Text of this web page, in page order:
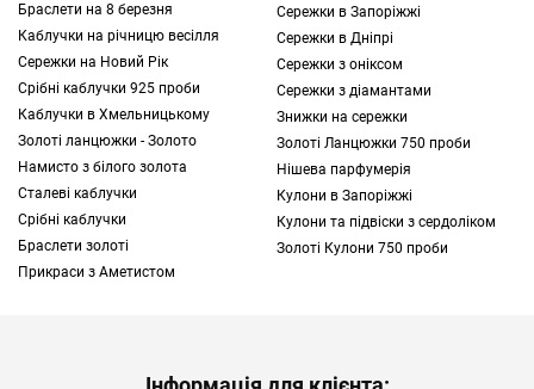
Які вибрати каблучки у Житомирі
Існує велика кількість ювелірних виробів
цього типу, причому вони можуть
виготовлятися з різних матеріалів.
Розглянемо докладніше деякі прикраси,
створені з:
Жовтого
білого золота 750 проби
Це красивий дорогоцінний метал, жовтий
відтінок якого добре поєднується з
багатьма аксесуарами, елементами одягу
Браслети на 8 березня
Каблучки на річницю весілля
Сережки на Новий Рік
Срібні каблучки 925 проби
Каблучки в Хмельницькому
Золотi ланцюжки - Золото
Намисто з білого золота
Сталеві каблучки
Срібні каблучки
Браслети золоті
Прикраси з Аметистом
Сережки в Запоріжжі
Сережки в Дніпрі
Сережки з оніксом
Сережки з діамантами
Знижки на сережки
Золоті Ланцюжки 750 проби
Нішева парфумерія
Кулони в Запоріжжі
Кулони та підвіски з сердоліком
Золоті Кулони 750 проби